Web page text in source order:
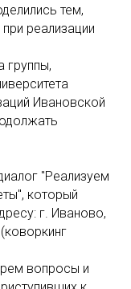
тем,
реализации
группы,
Ивановской
"Реализуем
который
г. Иваново,
вопросы и